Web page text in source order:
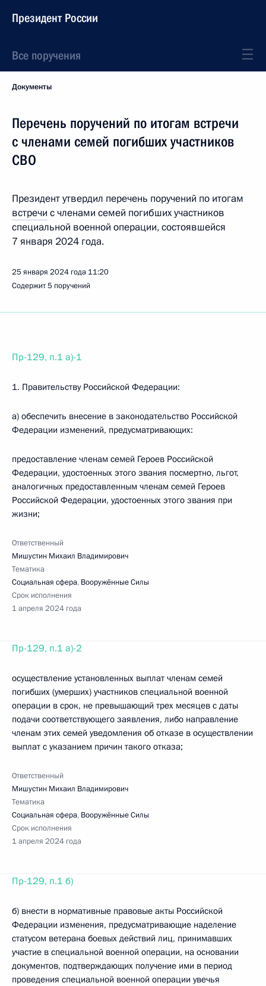
Президент России
Все поручения
Документы
Перечень поручений по итогам встречи
с членами семей погибших участников
СВО
Президент утвердил перечень поручений по итогам
встречи с членами семей погибших участников
специальной военной операции, состоявшейся
7 января 2024 года.
25 января 2024 года 11:20
Содержит 5 поручений
Пр-129, п.1 а)-1
1. Правительству Российской Федерации:
а) обеспечить внесение в законодательство Российской
Федерации изменений, предусматривающих:
предоставление членам семей Героев Российской
Федерации, удостоенных этого звания посмертно, льгот,
аналогичных предоставленным членам семей Героев
Российской Федерации, удостоенных этого звания при
жизни;
Ответственный
Мишустин Михаил Владимирович
Тематика
Социальная сфера, Вооружённые Силы
Срок исполнения
1 апреля 2024 года
Пр-129, п.1 а)-2
осуществление установленных выплат членам семей
погибших (умерших) участников специальной военной
операции в срок, не превышающий трех месяцев с даты
подачи соответствующего заявления, либо направление
членам этих семей уведомления об отказе в осуществлении
выплат с указанием причин такого отказа;
Ответственный
Мишустин Михаил Владимирович
Тематика
Социальная сфера, Вооружённые Силы
Срок исполнения
1 апреля 2024 года
Пр-129, п.1 б)
б) внести в нормативные правовые акты Российской
Федерации изменения, предусматривающие наделение
статусом ветерана боевых действий лиц, принимавших
участие в специальной военной операции, на основании
документов, подтверждающих получение ими в период
проведения специальной военной операции увечья